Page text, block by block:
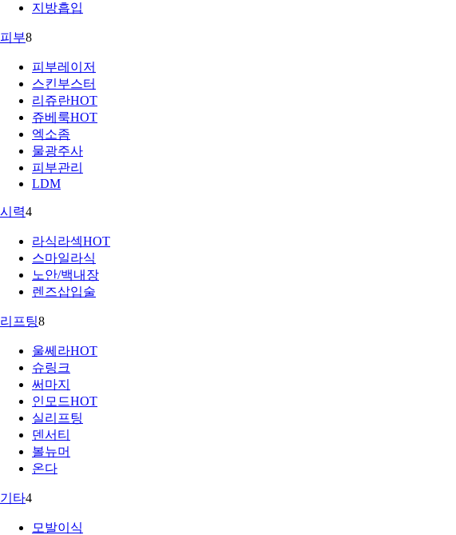
지방흡입
피부8
피부레이저
스킨부스터
리쥬란HOT
쥬베룩HOT
엑소좀
물광주사
피부관리
LDM
시력4
라식라섹HOT
스마일라식
노안/백내장
렌즈삽입술
리프팅8
울쎄라HOT
슈링크
써마지
인모드HOT
실리프팅
덴서티
볼뉴머
온다
기타4
모발이식